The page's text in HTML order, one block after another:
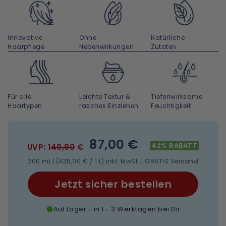
Innovative
Haarpflege
Ohne
Nebenwirkungen
Natürliche
Zutaten
Für alle
Haartypen
Leichte Textur &
rasches Einziehen
Tiefenwirksame
Feuchtigkeit
UVP: 149,90 € 87,00 € 42% RABATT
200 ml | (435,00 € / 1 L) inkl. MwSt. | GRATIS Versand
Jetzt sicher bestellen
Auf Lager - in 1 - 3 Werktagen bei Dir